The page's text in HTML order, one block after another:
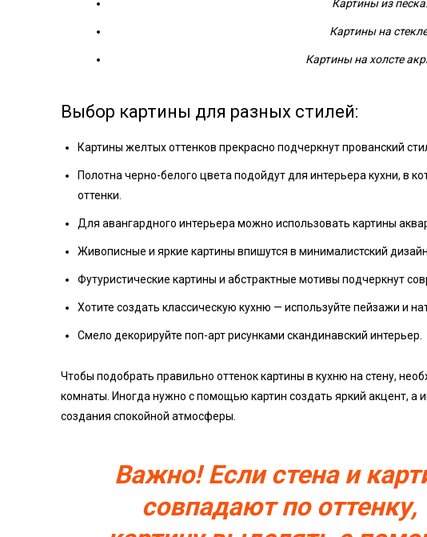
Картины из песка.
Картины на
Картины на холсте
Выбор картины для разных стилей:
Картины желтых оттенков прекрасно подчеркнут прованский
Полотна черно-белого цвета подойдут для интерьера кухни, в
оттенки.
Для авангардного интерьера можно использовать картины
Живописные и яркие картины впишутся в минималистский дизайн.
Футуристические картины и абстрактные мотивы подчеркнут
Хотите создать классическую кухню — используйте пейзажи и
Смело декорируйте поп-арт рисунками скандинавский интерьер.
Чтобы подобрать правильно оттенок картины в кухню на стену,
комнаты. Иногда нужно с помощью картин создать яркий акцент, а
создания спокойной атмосферы.
Важно! Если стена и
совпадают по